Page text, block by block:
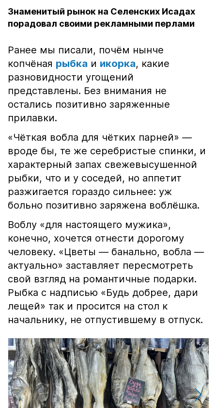
Знаменитый рынок на Селенских Исадах
порадовал своими рекламными перлами
Ранее мы писали, почём нынче
копчёная рыбка и икорка, какие
разновидности угощений
представлены. Без внимания не
остались позитивно заряженные
прилавки.
«Чёткая вобла для чётких парней» —
вроде бы, те же серебристые спинки, и
характерный запах свежевысушенной
рыбки, что и у соседей, но аппетит
разжигается гораздо сильнее: уж
больно позитивно заряжена воблёшка.
Воблу «для настоящего мужика»,
конечно, хочется отнести дорогому
человеку. «Цветы — банально, вобла —
актуально» заставляет пересмотреть
свой взгляд на романтичные подарки.
Рыбка с надписью «Будь добрее, дари
лещей» так и просится на стол к
начальнику, не отпустившему в отпуск.